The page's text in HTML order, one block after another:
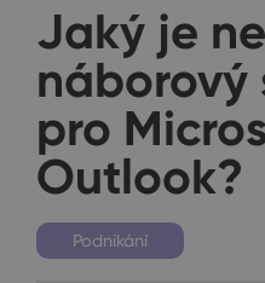
Jaký je
náborový
pro
Outlook?
Podnikání